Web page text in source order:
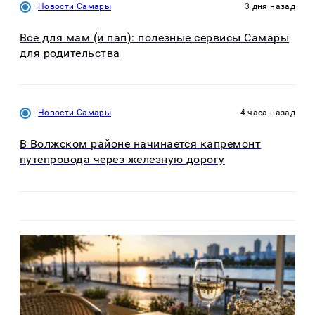
Новости Самары 3 дня назад
Все для мам (и пап): полезные сервисы Самары
для родительства
Новости Самары 4 часа назад
В Волжском районе начинается капремонт
путепровода через железную дорогу